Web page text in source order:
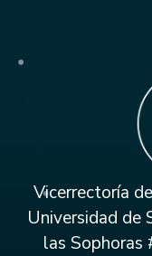
Vicerrectoría
Universidad de
las Sophoras